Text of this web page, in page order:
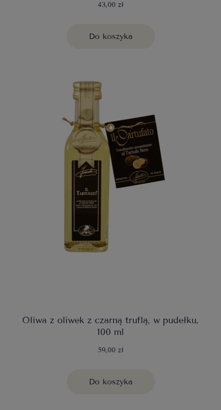
43,00 zł
Do koszyka
Oliwa z oliwek z czarną truflą, w pudełku,
100 ml
59,00 zł
Do koszyka